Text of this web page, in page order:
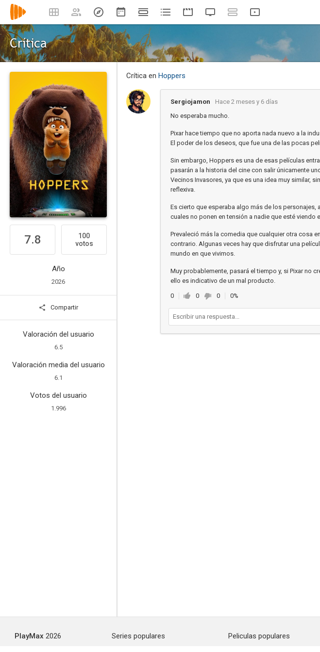
Crítica
7.8
100
votos
Año
2026
Compartir
Valoración del usuario
6.5
Valoración media del usuario
6.1
Votos del usuario
1.996
Crítica en Hoppers
Sergiojamon Hace 2 meses y 6 días
No esperaba mucho.
Pixar hace tiempo que no aporta nada nuevo a la
El poder de los deseos, que fue una de las pocas
Sin embargo, Hoppers es una de esas películas
pasarán a la historia del cine con salir únicamente
Vecinos Invasores, ya que es una idea muy similar,
reflexiva.
Es cierto que esperaba algo más de los personajes,
cuales no ponen en tensión a nadie que esté viendo
Prevaleció más la comedia que cualquier otra cosa
contrario. Algunas veces hay que disfrutar una
mundo en que vivimos.
Muy probablemente, pasará el tiempo y, si Pixar no
ello es indicativo de un mal producto.
0 0 0 0%
PlayMax 2026
Series populares
Peliculas populares